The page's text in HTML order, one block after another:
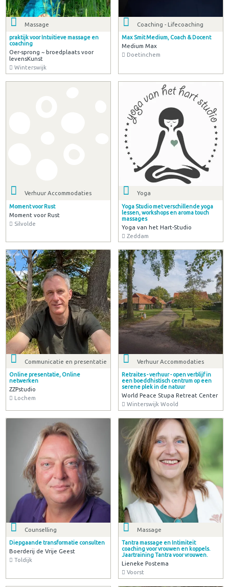
Massage
praktijk voor Intuitieve massage en
coaching
Oer-sprong ~ broedplaats voor
levensKunst
Winterswijk
Coaching - Lifecoaching
Max Smit Medium, Coach & Docent
Medium Max
Doetinchem
Verhuur Accommodaties
Moment voor Rust
Moment voor Rust
Silvolde
Yoga
Yoga Studio met verschillende yoga
lessen, workshops en aroma touch
massages
Yoga van het Hart-Studio
Zeddam
Communicatie en presentatie
Online presentatie, Online
netwerken
ZZPstudio
Lochem
Verhuur Accommodaties
Retraites - verhuur - open verblijf in
een boeddhistisch centrum op een
serene plek in de natuur
World Peace Stupa Retreat Center
Winterswijk Woold
Counselling
Diepgaande transformatie consulten
Boerderij de Vrije Geest
Toldijk
Massage
Tantra massage en Intimiteit
coaching voor vrouwen en koppels.
Jaartraining Tantra voor vrouwen.
Lieneke Postema
Voorst